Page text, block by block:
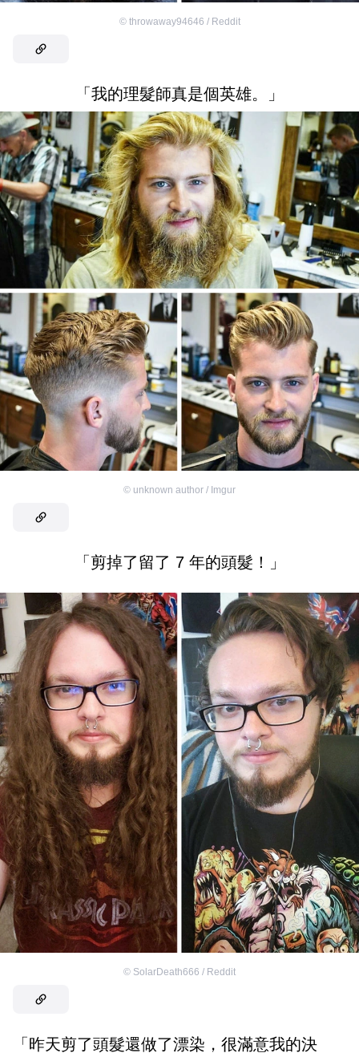
© throwaway94646 / Reddit
「我的理髮師真是個英雄。」
© unknown author / Imgur
「剪掉了留了 7 年的頭髮！」
© SolarDeath666 / Reddit
「昨天剪了頭髮還做了漂染，很滿意我的決